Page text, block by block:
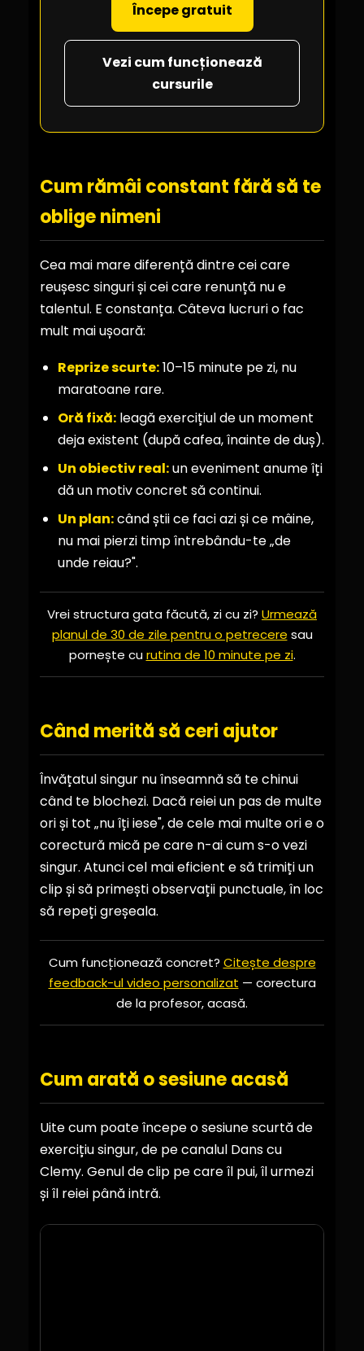
Începe gratuit
Vezi cum funcționează
cursurile
Cum rămâi constant fără să te
oblige nimeni
Cea mai mare diferență dintre cei care
reușesc singuri și cei care renunță nu e
talentul. E constanța. Câteva lucruri o fac
mult mai ușoară:
Reprize scurte:10–15 minute pe zi, nu
maratoane rare.
Oră fixă: leagă exercițiul de un moment
deja existent (după cafea, înainte de duș).
Un obiectiv real:un eveniment anume îți
dă un motiv concret să continui.
Un plan:când știi ce faci azi și ce mâine,
nu mai pierzi timp întrebându-te „de
unde reiau?".
Vrei structura gata făcută, zi cu zi? Urmează
planul de 30 de zile pentru o petrecere sau
pornește curutina de 10 minute pe zi.
Când merită să ceri ajutor
Învățatul singur nu înseamnă să te chinui
când te blochezi. Dacă reiei un pas de multe
ori și tot „nu îți iese", de cele mai multe ori e o
corectură mică pe care n-ai cum s-o vezi
singur. Atunci cel mai eficient e să trimiți un
clip și să primești observații punctuale, în loc
să repeți greșeala.
Cum funcționează concret? Citește despre
feedback-ul video personalizat — corectura
de la profesor, acasă.
Cum arată o sesiune acasă
Uite cum poate începe o sesiune scurtă de
exercițiu singur, de pe canalul Dans cu
Clemy. Genul de clip pe care îl pui, îl urmezi
și îl reiei până intră.